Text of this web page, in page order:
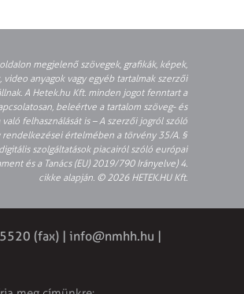
megjelenő szövegek, grafikák, képek,
video anyagok vagy egyéb tartalmak szerzői
A Hetek.hu Kft. minden jogot fenntart a
beleértve a tartalom szöveg- és
felhasználását is – A szerzői jogról szóló
rendelkezései értelmében a törvény 35/A. §
szolgáltatások piacairól szóló európai
és a Tanács (EU) 2019/790 Irányelve) 4.
cikke alapján. © 2026 HETEK.HU Kft.
(fax) | info@nmhh.hu